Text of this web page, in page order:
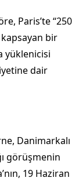
Paris’te “250
bir
yüklenicisi
dair
Danimarkalı
görüşmenin
19 Haziran